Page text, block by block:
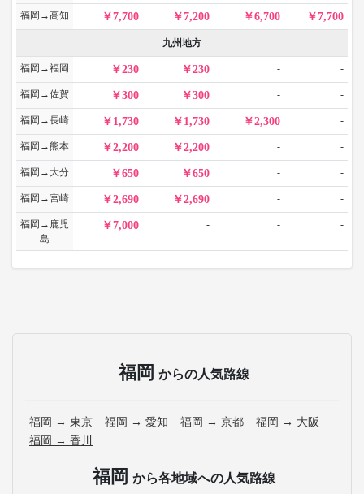
福岡→高知 7,700 7,200 6,700 7,700
九州地方
福岡→福岡 230 230 - -
福岡→佐賀 300 300 - -
福岡→長崎 1,730 1,730 2,300 -
福岡→熊本 2,200 2,200 - -
福岡→大分 650 650 - -
福岡→宮崎 2,690 2,690 - -
福岡→鹿児
島
7,000 - - -
福岡 からの人気路線
福岡 → 東京 福岡 → 愛知 福岡 → 京都
福岡 → 大阪
福岡 → 香川
福岡 から各地域への人気路線